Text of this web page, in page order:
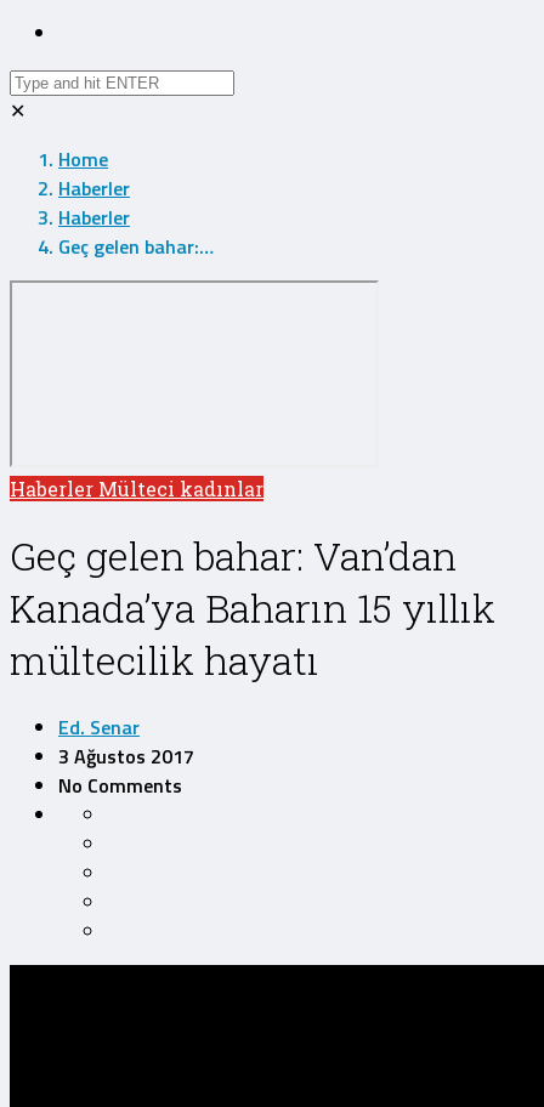
✕
Home
Haberler
Haberler
Geç gelen bahar:…
Haberler Mülteci kadınlar
Geç gelen bahar: Van’dan
Kanada’ya Baharın 15 yıllık
mültecilik hayatı
Ed. Senar
3 Ağustos 2017
No Comments